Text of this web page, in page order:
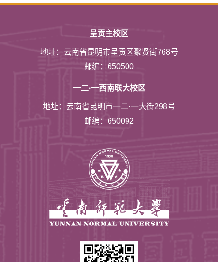
呈贡主校区
地址：云南省昆明市呈贡区聚贤街768号
邮编：650500
一二·一西南联大校区
地址：云南省昆明市一二·一大街298号
邮编：650092